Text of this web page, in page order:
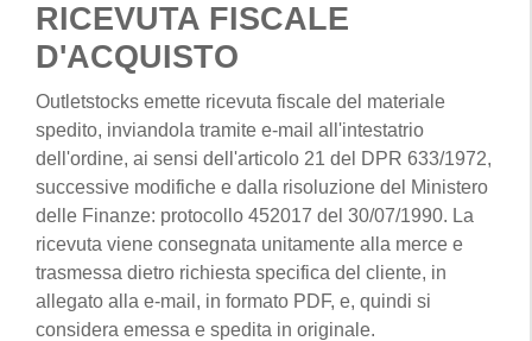
RICEVUTA FISCALE
D'ACQUISTO
Outletstocks emette ricevuta fiscale del materiale
spedito, inviandola tramite e-mail all'intestatrio
dell'ordine, ai sensi dell'articolo 21 del DPR 633/1972,
successive modifiche e dalla risoluzione del Ministero
delle Finanze: protocollo 452017 del 30/07/1990. La
ricevuta viene consegnata unitamente alla merce e
trasmessa dietro richiesta specifica del cliente, in
allegato alla e-mail, in formato PDF, e, quindi si
considera emessa e spedita in originale.